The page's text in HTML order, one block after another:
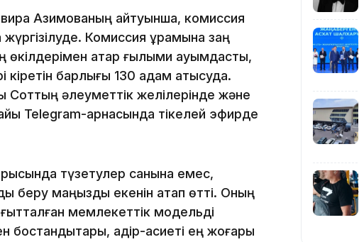
Азимованың айтуынша, комиссия
Комиссия құрамына заң
қатар ғылыми қауымдастық,
барлығы 130 адам қатысуда.
Соттың әлеуметтік желілерінде және
Telegram-арнасында тікелей эфирде
түзетулер санына емес,
беру маңызды екенін атап өтті. Оның
мемлекеттік модельді
бостандықтары, қадір-қасиеті ең жоғары
17:34
16:34